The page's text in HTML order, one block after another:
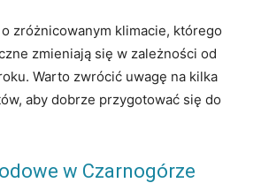
zróżnicowanym klimacie, którego
zmieniają się⁢ w zależności od
Warto zwrócić uwagę na kilka
aby dobrze przygotować się do
w​ Czarnogórze